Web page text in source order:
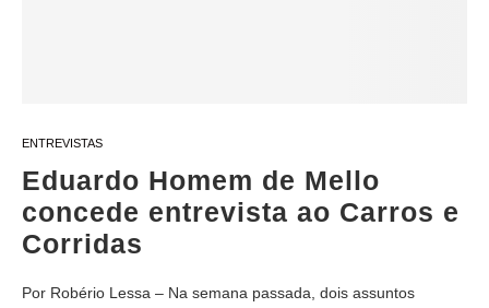
ENTREVISTAS
Eduardo Homem de Mello
concede entrevista ao Carros e
Corridas
Por Robério Lessa – Na semana passada, dois assuntos